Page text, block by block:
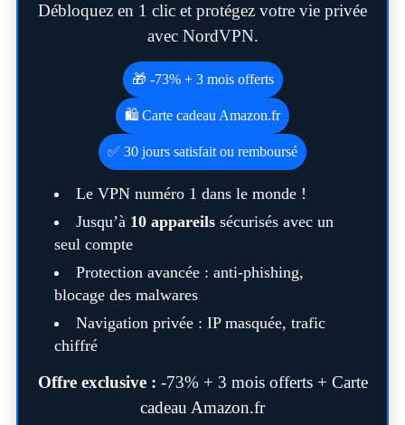
Débloquez en 1 clic et protégez votre vie privée
avec NordVPN.
🎁 -73% + 3 mois offerts
🛍️ Carte cadeau Amazon.fr
✅ 30 jours satisfait ou remboursé
Le VPN numéro 1 dans le monde !
Jusqu’à 10 appareilssécurisés avec un
seul compte
Protection avancée : anti-phishing,
blocage des malwares
Navigation privée : IP masquée, trafic
chiffré
Offre exclusive : -73% + 3 mois offerts + Carte
cadeau Amazon.fr